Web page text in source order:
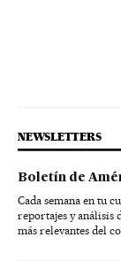
NEWSLETTERS
Boletín de
Cada semana en tu
reportajes y análisis
más relevantes del